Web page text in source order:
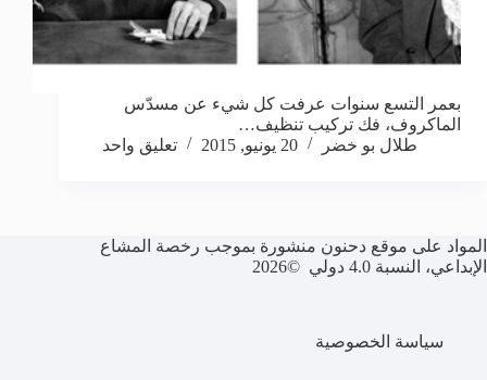
بعمر التسع سنوات عرفت كل شيء عن مسدّس
الماكروف، فك تركيب تنظيف…
طلال بو خضر
20 يونيو, 2015 تعليق واحد
المواد على موقع دحنون منشورة بموجب رخصة المشاع
الإبداعي، النسبة 4.0 دولي ©2026
سياسة الخصوصية